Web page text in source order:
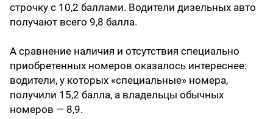
строчку с 10,2 баллами. Водители дизельных авто
получают всего 9,8 балла.
А сравнение наличия и отсутствия специально
приобретенных номеров оказалось интереснее:
водители, у которых «специальные» номера,
получили 15,2 балла, а владельцы обычных
номеров — 8,9.